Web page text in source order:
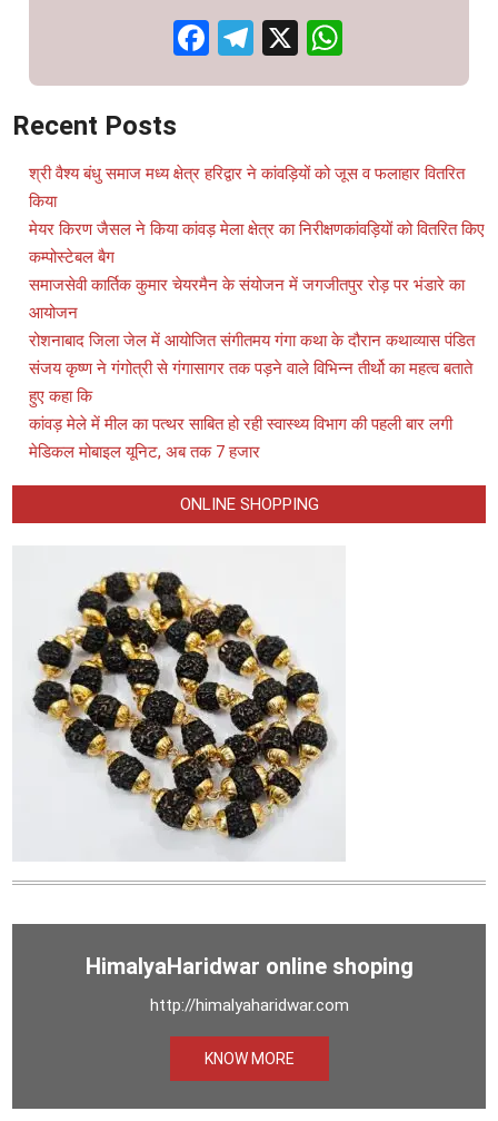
Facebook
Telegram
X
Recent Posts
श्री वैश्य बंधु समाज मध्य क्षेत्र हरिद्वार ने कांवड़ियों को जूस व फलाहार वितरित
किया
मेयर किरण जैसल ने किया कांवड़ मेला क्षेत्र का निरीक्षणकांवड़ियों को वितरित किए
कम्पोस्टेबल बैग
समाजसेवी कार्तिक कुमार चेयरमैन के संयोजन में जगजीतपुर रोड़ पर भंडारे का
आयोजन
रोशनाबाद जिला जेल में आयोजित संगीतमय गंगा कथा के दौरान कथाव्यास पंडित
संजय कृष्ण ने गंगोत्री से गंगासागर तक पड़ने वाले विभिन्न तीर्थो का महत्व बताते
हुए कहा कि
कांवड़ मेले में मील का पत्थर साबित हो रही स्वास्थ्य विभाग की पहली बार लगी
मेडिकल मोबाइल यूनिट, अब तक 7 हजार
ONLINE SHOPPING
HimalyaHaridwar online shoping
http://himalyaharidwar.com
KNOW MORE